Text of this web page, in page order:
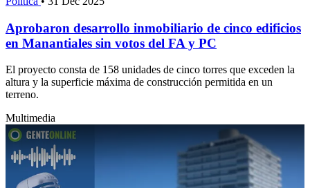
Aprobaron desarrollo inmobiliario de cinco edificios
en Manantiales sin votos del FA y PC
El proyecto consta de 158 unidades de cinco torres que exceden la
altura y la superficie máxima de construcción permitida en un
terreno.
Multimedia